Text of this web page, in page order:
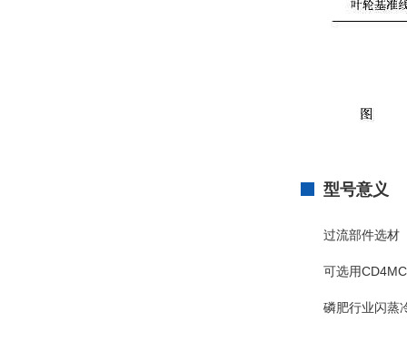
型号意义
过流部件选材
可选用
磷肥行业闪蒸